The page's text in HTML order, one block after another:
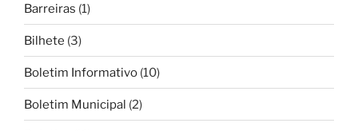
Barreiras (1)
Bilhete (3)
Boletim Informativo (10)
Boletim Municipal (2)